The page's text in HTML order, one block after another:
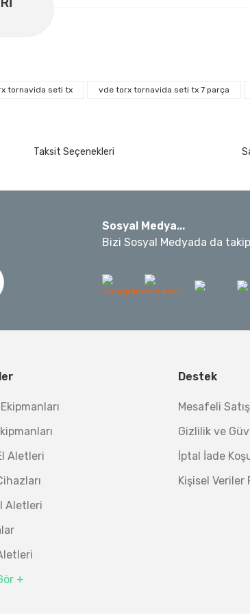
Nakliye
TL
Ölçer-Lazer Metre 50Mt
Nakliye
TL
Çektirme Makinesi 12 kVA
Nakliye
TL
TL
tornavida seti tx vde torx tornavida seti tx 7 parça
Taksit Seçenekleri
Sosyal Medya...
Bizi Sosyal Medyada da
Aletleri
Aletleri
+
Destek
Mesafeli
Gizlilik ve
İptal İade
Kişisel Veriler